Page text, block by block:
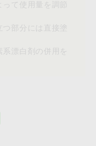
て使用量を調節
部分には直接塗
漂白剤の併用を